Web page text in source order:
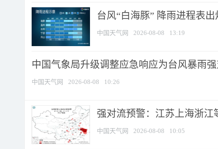
台风“白海豚” 降雨进程表
中国天气网 2026-08-08 13:19
中国气象局升级调整应急响应为台风暴雨
中国天气网 2026-08-08 10:26
强对流预警：江苏上海浙江
中国天气网 2026-08-08 10:05